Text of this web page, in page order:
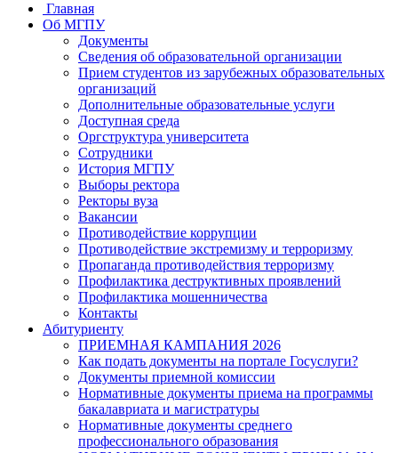
Главная
Об МГПУ
Документы
Сведения об образовательной организации
Прием студентов из зарубежных образовательных
организаций
Дополнительные образовательные услуги
Доступная среда
Оргструктура университета
Сотрудники
История МГПУ
Выборы ректора
Ректоры вуза
Вакансии
Противодействие коррупции
Противодействие экстремизму и терроризму
Пропаганда противодействия терроризму
Профилактика деструктивных проявлений
Профилактика мошенничества
Контакты
Абитуриенту
ПРИЕМНАЯ КАМПАНИЯ 2026
Как подать документы на портале Госуслуги?
Документы приемной комиссии
Нормативные документы приема на программы
бакалавриата и магистратуры
Нормативные документы среднего
профессионального образования